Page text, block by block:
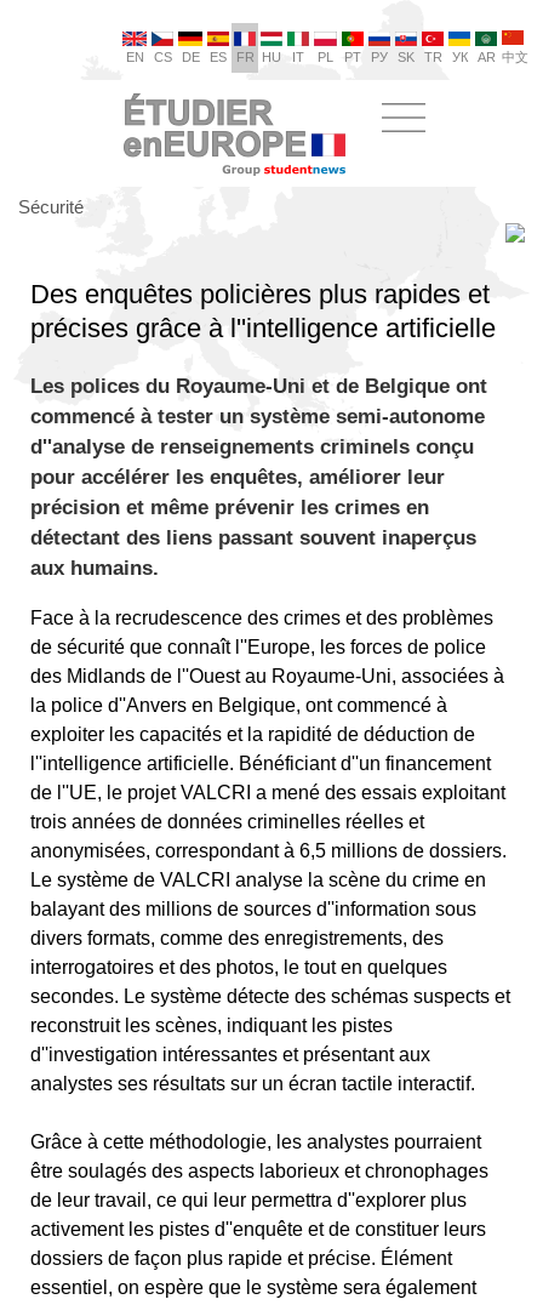
EN CS DE ES FR HU IT PL PT РУ SK TR УК AR 中文
Sécurité
Des enquêtes policières plus rapides et
précises grâce à l''intelligence artificielle
Les polices du Royaume-Uni et de Belgique ont
commencé à tester un système semi-autonome
d''analyse de renseignements criminels conçu
pour accélérer les enquêtes, améliorer leur
précision et même prévenir les crimes en
détectant des liens passant souvent inaperçus
aux humains.
Face à la recrudescence des crimes et des problèmes
de sécurité que connaît l''Europe, les forces de police
des Midlands de l''Ouest au Royaume-Uni, associées à
la police d''Anvers en Belgique, ont commencé à
exploiter les capacités et la rapidité de déduction de
l''intelligence artificielle. Bénéficiant d''un financement
de l''UE, le projet VALCRI a mené des essais exploitant
trois années de données criminelles réelles et
anonymisées, correspondant à 6,5 millions de dossiers.
Le système de VALCRI analyse la scène du crime en
balayant des millions de sources d''information sous
divers formats, comme des enregistrements, des
interrogatoires et des photos, le tout en quelques
secondes. Le système détecte des schémas suspects et
reconstruit les scènes, indiquant les pistes
d''investigation intéressantes et présentant aux
analystes ses résultats sur un écran tactile interactif.
Grâce à cette méthodologie, les analystes pourraient
être soulagés des aspects laborieux et chronophages
de leur travail, ce qui leur permettra d''explorer plus
activement les pistes d''enquête et de constituer leurs
dossiers de façon plus rapide et précise. Élément
essentiel, on espère que le système sera également